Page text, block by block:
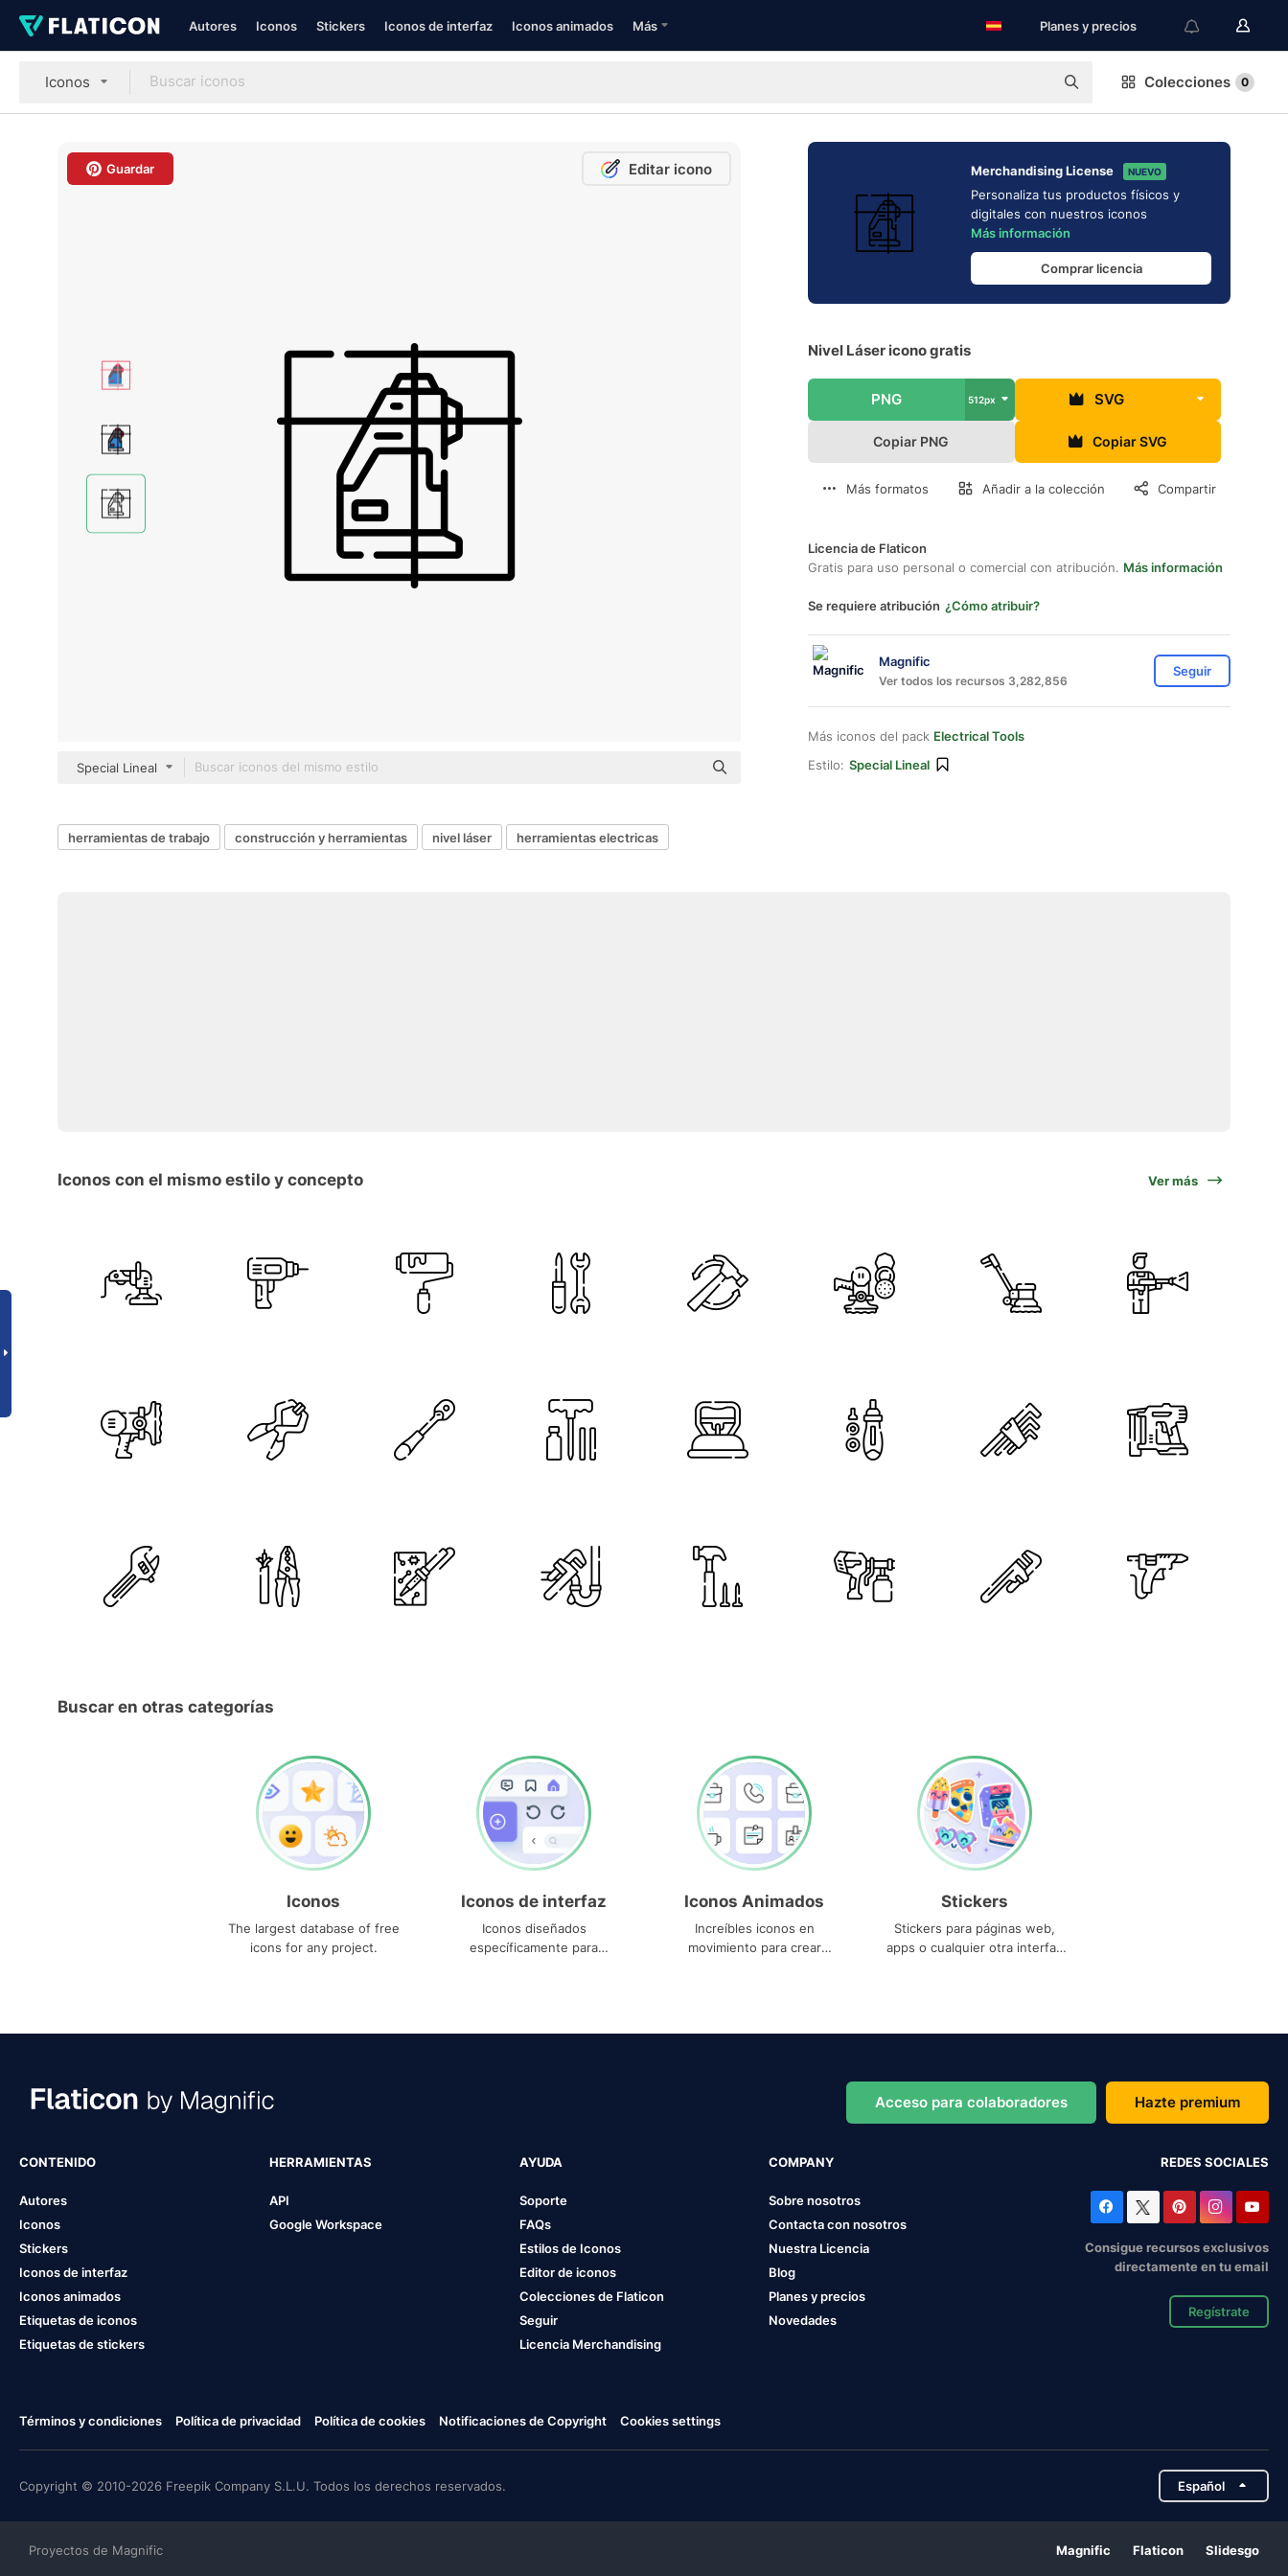
Autores Iconos Stickers Iconos de interfaz Iconos animados Más Planes y precios
Iconos Colecciones 0
Guardar Editar icono
Special Lineal
Merchandising License NUEVO
Personaliza tus productos físicos y
digitales con nuestros iconos
Más información
Comprar licencia
Nivel Láser icono gratis
PNG 512px SVG
Copiar PNG Copiar SVG
Más formatos Añadir a la colección Compartir
Licencia de Flaticon
Gratis para uso personal o comercial con atribución. Más información
Se requiere atribución ¿Cómo atribuir?
Magnific
Ver todos los recursos 3,282,856
Seguir
Más iconos del pack Electrical Tools
Estilo: Special Lineal
herramientas de trabajo construcción y herramientas nivel láser herramientas electricas
Iconos con el mismo estilo y concepto Ver más
Buscar en otras categorías
Iconos
The largest database of free
icons for any project.
Iconos de interfaz
Iconos diseñados
específicamente para
Iconos Animados
Increíbles iconos en
movimiento para crear
Stickers
Stickers para páginas web,
apps o cualquier otra interfaz
Acceso para colaboradores Hazte premium
CONTENIDO
Autores
Iconos
Stickers
Iconos de interfaz
Iconos animados
Etiquetas de iconos
Etiquetas de stickers
HERRAMIENTAS
API
Google Workspace
AYUDA
Soporte
FAQs
Estilos de Iconos
Editor de iconos
Colecciones de Flaticon
Seguir
Licencia Merchandising
COMPANY
Sobre nosotros
Contacta con nosotros
Nuestra Licencia
Blog
Planes y precios
Novedades
REDES SOCIALES
Consigue recursos exclusivos
directamente en tu email
Regístrate
Términos y condiciones Política de privacidad Política de cookies Notificaciones de Copyright Cookies settings
Copyright © 2010-2026 Freepik Company S.L.U. Todos los derechos reservados. Español
Proyectos de Magnific Magnific Flaticon Slidesgo